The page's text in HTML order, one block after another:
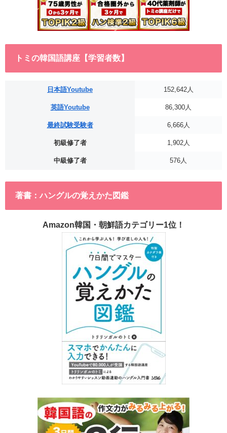
トミの韓国語講座【学習者数】
日本語Youtube 152,642人
英語Youtube 86,300人
最終試験受験者 6,666人
初級修了者 1,902人
中級修了者 576人
著書：ハングルの覚えかた図鑑
Amazon韓国・朝鮮語カテゴリー1位！